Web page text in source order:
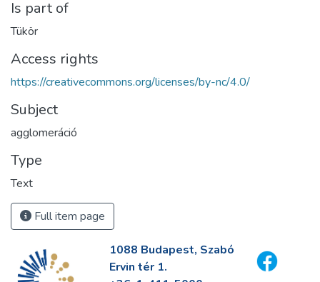
Is part of
Tükör
Access rights
https://creativecommons.org/licenses/by-nc/4.0/
Subject
agglomeráció
Type
Text
Full item page
1088 Budapest, Szabó
Ervin tér 1.